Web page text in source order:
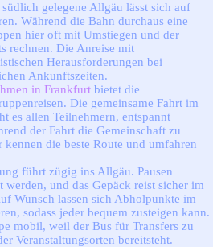
gelegene Allgäu lässt sich auf
Während die Bahn durchaus eine
hier oft mit Umstiegen und der
rechnen. Die Anreise mit
Herausforderungen bei
Ankunftszeiten.
in Frankfurt bietet die
Die gemeinsame Fahrt im
es allen Teilnehmern, entspannt
der Fahrt die Gemeinschaft zu
die beste Route und umfahren
führt zügig ins Allgäu. Pausen
und das Gepäck reist sicher im
Wunsch lassen sich Abholpunkte im
sodass jeder bequem zusteigen kann.
mobil, weil der Bus für Transfers zu
Veranstaltungsorten bereitsteht.